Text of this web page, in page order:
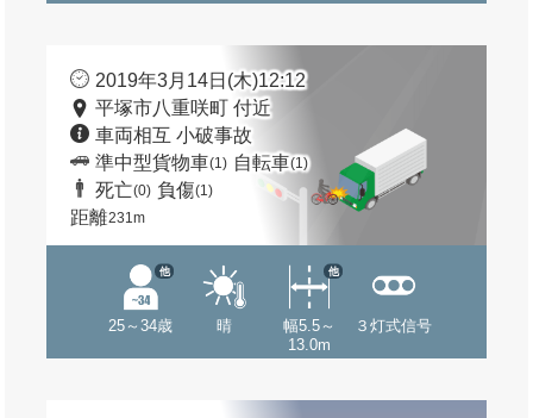
2019年3月14日(木)12:12
平塚市八重咲町 付近
車両相互 小破事故
準中型貨物車(1) 自転車(1)
死亡(0) 負傷(1)
距離231m
25～34歳
他
晴
幅5.5～
13.0m
他
３灯式信号